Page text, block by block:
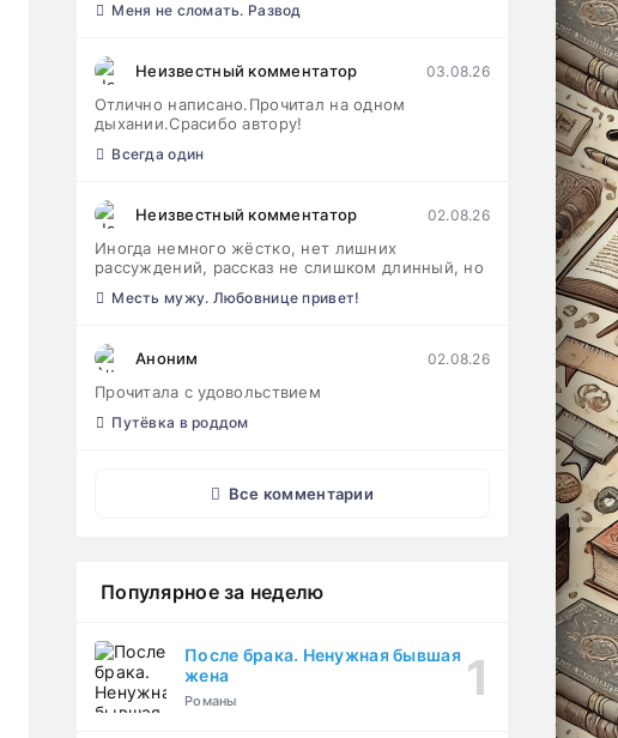
Меня не сломать. Развод
Неизвестный комментатор 03.08.26
Отлично написано.Прочитал на одном
дыхании.Срасибо автору!
Всегда один
Неизвестный комментатор 02.08.26
Иногда немного жёстко, нет лишних
рассуждений, рассказ не слишком длинный, но
Месть мужу. Любовнице привет!
Аноним 02.08.26
Прочитала с удовольствием
Путёвка в роддом
Все комментарии
Популярное за неделю
После брака. Ненужная бывшая
жена
Романы